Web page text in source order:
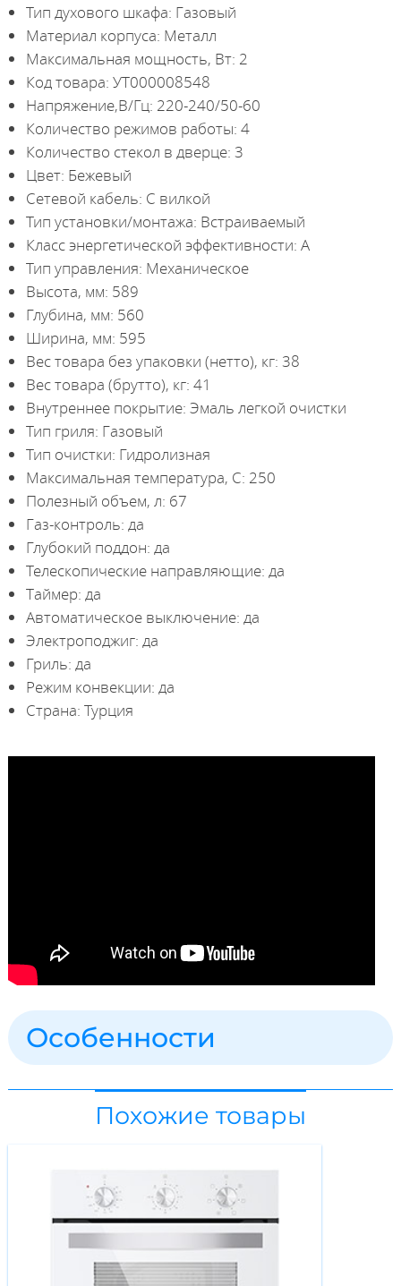
Тип духового шкафа: Газовый
Материал корпуса: Металл
Максимальная мощность, Вт: 2
Код товара: УТ000008548
Напряжение,В/Гц: 220-240/50-60
Количество режимов работы: 4
Количество стекол в дверце: 3
Цвет: Бежевый
Сетевой кабель: С вилкой
Тип установки/монтажа: Встраиваемый
Класс энергетической эффективности: A
Тип управления: Механическое
Высота, мм: 589
Глубина, мм: 560
Ширина, мм: 595
Вес товара без упаковки (нетто), кг: 38
Вес товара (брутто), кг: 41
Внутреннее покрытие: Эмаль легкой очистки
Тип гриля: Газовый
Тип очистки: Гидролизная
Максимальная температура, С: 250
Полезный объем, л: 67
Газ-контроль: да
Глубокий поддон: да
Телескопические направляющие: да
Таймер: да
Автоматическое выключение: да
Электроподжиг: да
Гриль: да
Режим конвекции: да
Страна: Турция
Особенности
Похожие товары